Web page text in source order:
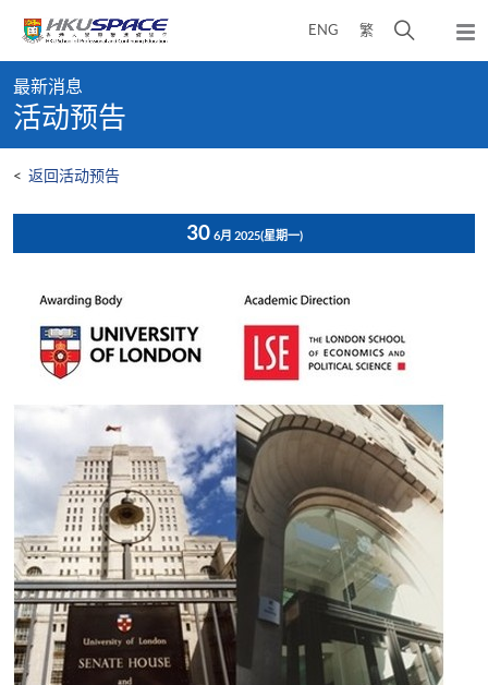
content
ENG 繁
开
弹
出
content
start
最新消息
活动预告
< 返回活动预告
30 6月 2025(星期一)